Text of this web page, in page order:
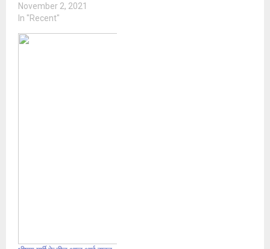
November 2, 2021
In "Recent"